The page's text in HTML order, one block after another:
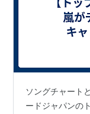
ソングチャート
ードジャパンの